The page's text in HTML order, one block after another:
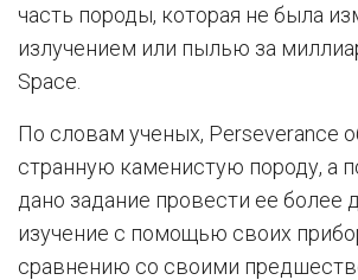
часть породы, которая не была
излучением или пылью за
Space.
По словам ученых, Perseverance
странную каменистую породу, а
дано задание провести ее более
изучение с помощью своих
сравнению со своими